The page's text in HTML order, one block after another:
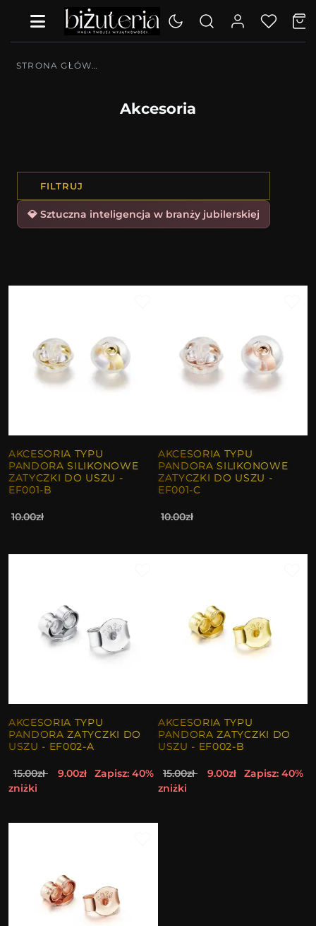
STRONA GŁÓWNA
Akcesoria
FILTRUJ
💎 Sztuczna inteligencja w branży jubilerskiej
AKCESORIA TYPU
PANDORA SILIKONOWE
ZATYCZKI DO USZU -
EF001-B
10.00zł
AKCESORIA TYPU
PANDORA SILIKONOWE
ZATYCZKI DO USZU -
EF001-C
10.00zł
AKCESORIA TYPU
PANDORA ZATYCZKI DO
USZU - EF002-A
15.00zł 9.00zł
Zapisz: 40%
zniżki
AKCESORIA TYPU
PANDORA ZATYCZKI DO
USZU - EF002-B
15.00zł 9.00zł
Zapisz: 40%
zniżki